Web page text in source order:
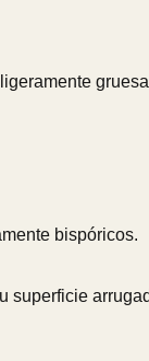
bispóricos.